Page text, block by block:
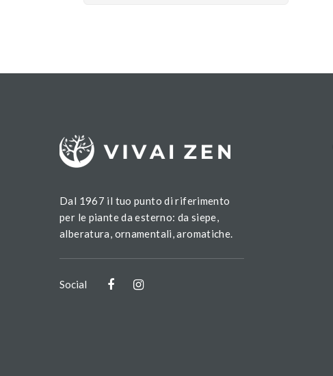
Dal 1967 il tuo punto di riferimento
per le piante da esterno: da siepe,
alberatura, ornamentali, aromatiche.
Social